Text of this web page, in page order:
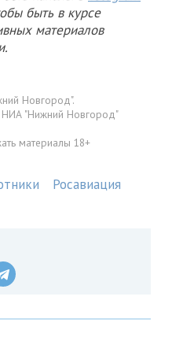
быть в курсе
материалов
Новгород".
НИА "Нижний Новгород"
материалы 18+
Росавиация